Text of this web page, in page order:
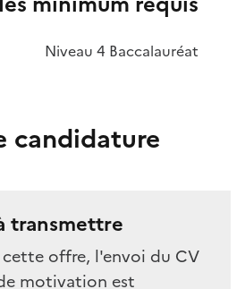
Niveau 4 Baccalauréat
candidature
transmettre
offre, l'envoi du CV
motivation est